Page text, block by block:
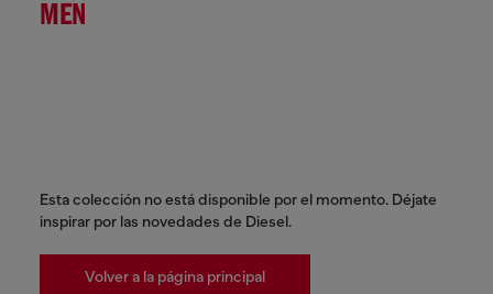
MEN
Esta colección no está disponible por el momento. Déjate
inspirar por las novedades de Diesel.
Volver a la página principal